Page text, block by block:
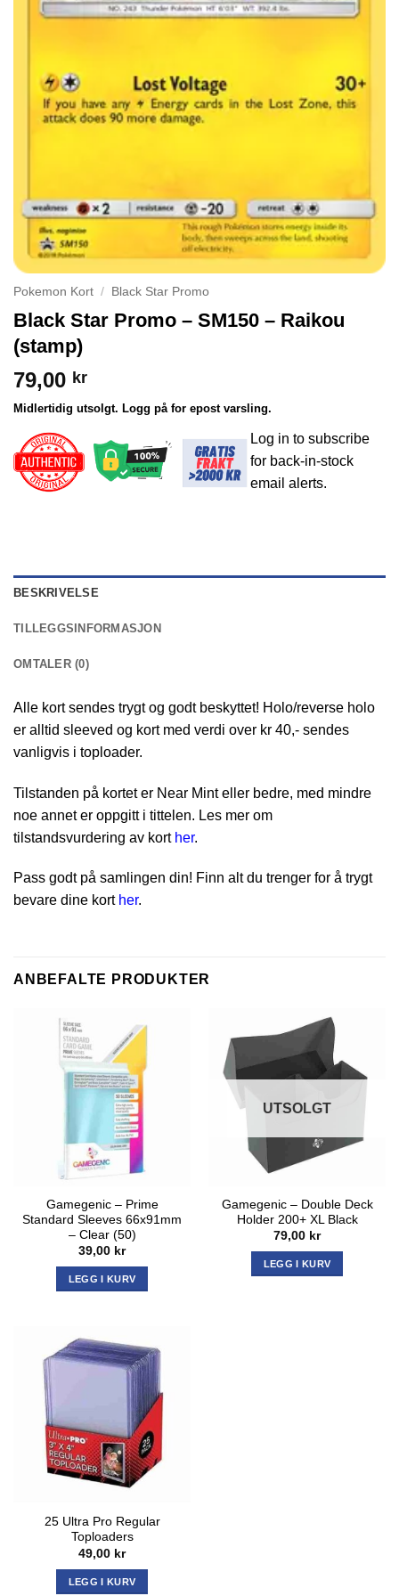
Pokemon Kort / Black Star Promo
Black Star Promo – SM150 – Raikou
(stamp)
79,00 kr
Midlertidig utsolgt. Logg på for epost varsling.
Log in to subscribe
for back-in-stock
email alerts.
BESKRIVELSE
TILLEGGSINFORMASJON
OMTALER (0)
Alle kort sendes trygt og godt beskyttet! Holo/reverse holo
er alltid sleeved og kort med verdi over kr 40,- sendes
vanligvis i toploader.
Tilstanden på kortet er Near Mint eller bedre, med mindre
noe annet er oppgitt i tittelen. Les mer om
tilstandsvurdering av kort her.
Pass godt på samlingen din! Finn alt du trenger for å trygt
bevare dine kort her.
ANBEFALTE PRODUKTER
Gamegenic – Prime
Standard Sleeves 66x91mm
– Clear (50)
39,00 kr
LEGG I KURV
UTSOLGT
Gamegenic – Double Deck
Holder 200+ XL Black
79,00 kr
LEGG I KURV
25 Ultra Pro Regular
Toploaders
49,00 kr
LEGG I KURV